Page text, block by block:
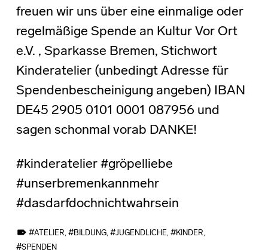
freuen wir uns über eine einmalige oder
regelmäßige Spende an Kultur Vor Ort
e.V. , Sparkasse Bremen, Stichwort
Kinderatelier (unbedingt Adresse für
Spendenbescheinigung angeben) IBAN
DE45 2905 0101 0001 087956 und
sagen schonmal vorab DANKE!
#kinderatelier #gröpelliebe
#unserbremenkannmehr
#dasdarfdochnichtwahrsein
ATELIER, BILDUNG, JUGENDLICHE, KINDER,
SPENDEN